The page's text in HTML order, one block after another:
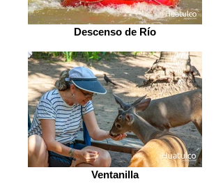
Descenso de Río
Ventanilla